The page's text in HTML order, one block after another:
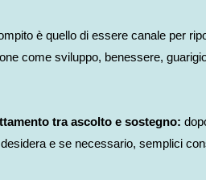
è quello di essere canale per
come sviluppo, benessere,
tra ascolto e sostegno:
e se necessario, semplici